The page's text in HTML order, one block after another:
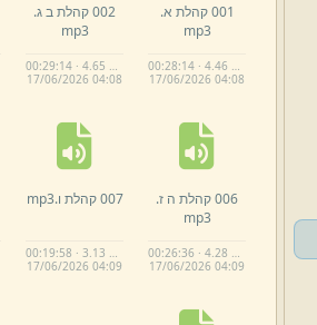
001 קהלת א.
mp3
00:28:14 · 4.46 MB
17/06/2026 04:08
002 קהלת ב ג.
mp3
00:29:14 · 4.65 MB
17/06/2026 04:08
006 קהלת ה ז.
mp3
00:26:36 · 4.28 MB
17/06/2026 04:09
007 קהלת ו. mp3
00:19:58 · 3.13 MB
17/06/2026 04:09